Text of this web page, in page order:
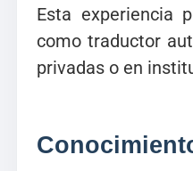
Esta experiencia
como traductor
privadas o en